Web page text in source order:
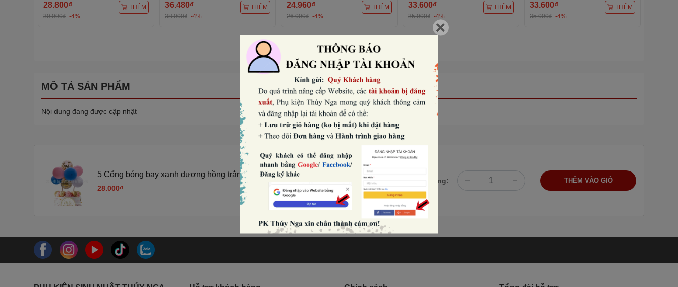
28.800₫
30.000₫ -4%
THÊM 36.480₫
38.000₫ -4%
THÊM 24.960₫
26.000₫ -4%
THÊM 33.600₫
35.000₫ -4%
THÊM 33.600₫
35.000₫ -4%
THÊM
Xem tất cả
MÔ TẢ SẢN PHẨM
Nội dung đang được cập nhật
5 Cổng bóng bay xanh dương hồng trắng vàng (XẢ KHO).
28.000₫
Số lượng: THÊM VÀO GIỎ